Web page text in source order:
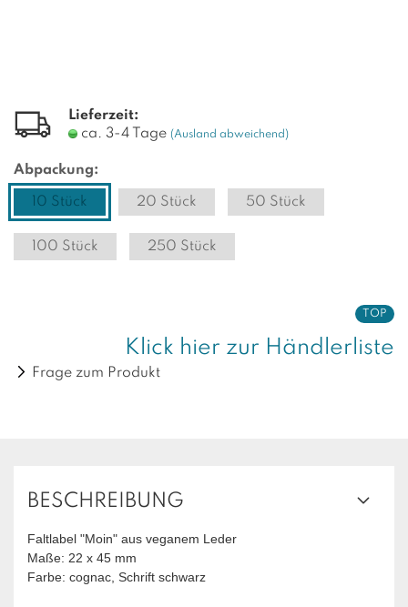
Lieferzeit:
ca. 3-4 Tage (Ausland abweichend)
Abpackung:
10 Stück 20 Stück 50 Stück
100 Stück 250 Stück
TOP
Klick hier zur Händlerliste
Frage zum Produkt
BESCHREIBUNG
Faltlabel "Moin" aus veganem Leder
Maße: 22 x 45 mm
Farbe: cognac, Schrift schwarz